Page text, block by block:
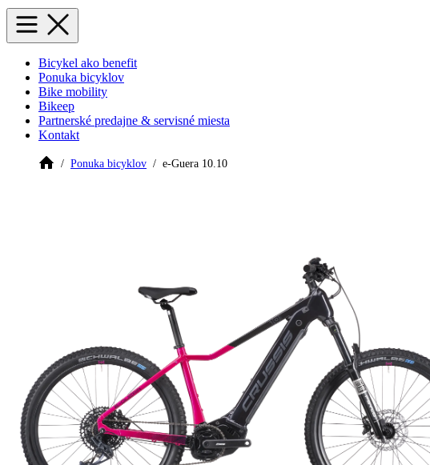
Bicykel ako benefit
Ponuka bicyklov
Bike mobility
Bikeep
Partnerské predajne & servisné miesta
Kontakt
Ponuka bicyklov e-Guera 10.10